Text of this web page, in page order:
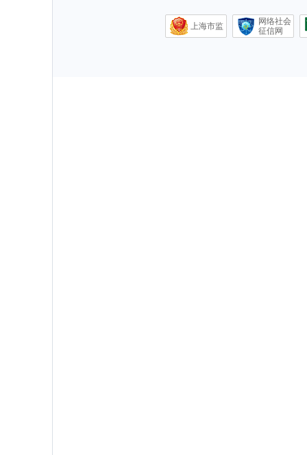
上海市监
网络社会
征信网